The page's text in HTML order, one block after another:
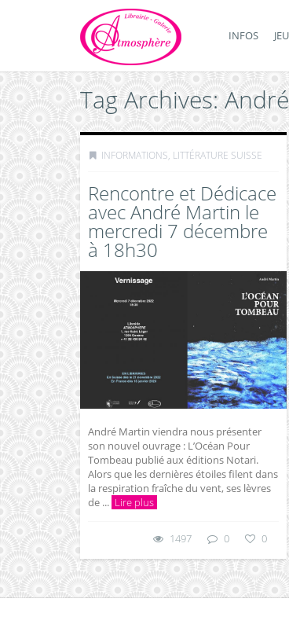
INFOS
Tag Archives:
INFORMATIONS, LITTÉRATURE SUISSE
Rencontre et Dédicace
avec André Martin le
mercredi 7 décembre
à 18h30
André Martin viendra nous présenter
son nouvel ouvrage : L’Océan Pour
Tombeau publié aux éditions Notari.
Alors que les dernières étoiles filent dans
la respiration fraîche du vent, ses lèvres
de ... Lire plus
1497 0 0